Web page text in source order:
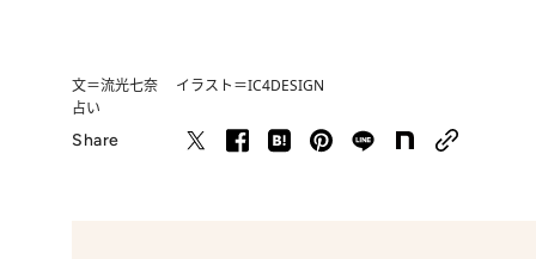
文＝流光七奈 イラスト＝IC4DESIGN
占い
Share